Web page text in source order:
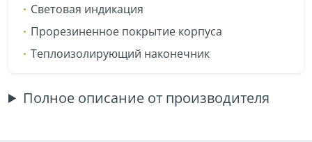
Световая индикация
Прорезиненное покрытие корпуса
Теплоизолирующий наконечник
Полное описание от производителя